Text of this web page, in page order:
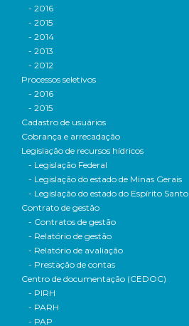
- 2016
- 2015
- 2014
- 2013
- 2012
Processos seletivos
- 2016
- 2015
Cadastro de usuários
Cobrança e arrecadação
Legislação de recursos hídricos
- Legislação Federal
- Legislação do estado de Minas Gerais
- Legislação do estado do Espírito Santo
Contrato de gestão
- Contratos de gestão
- Relatório de gestão
- Relatório de avaliação
- Prestação de contas
Centro de documentação (CEDOC)
- PIRH
- PARH
- PAP